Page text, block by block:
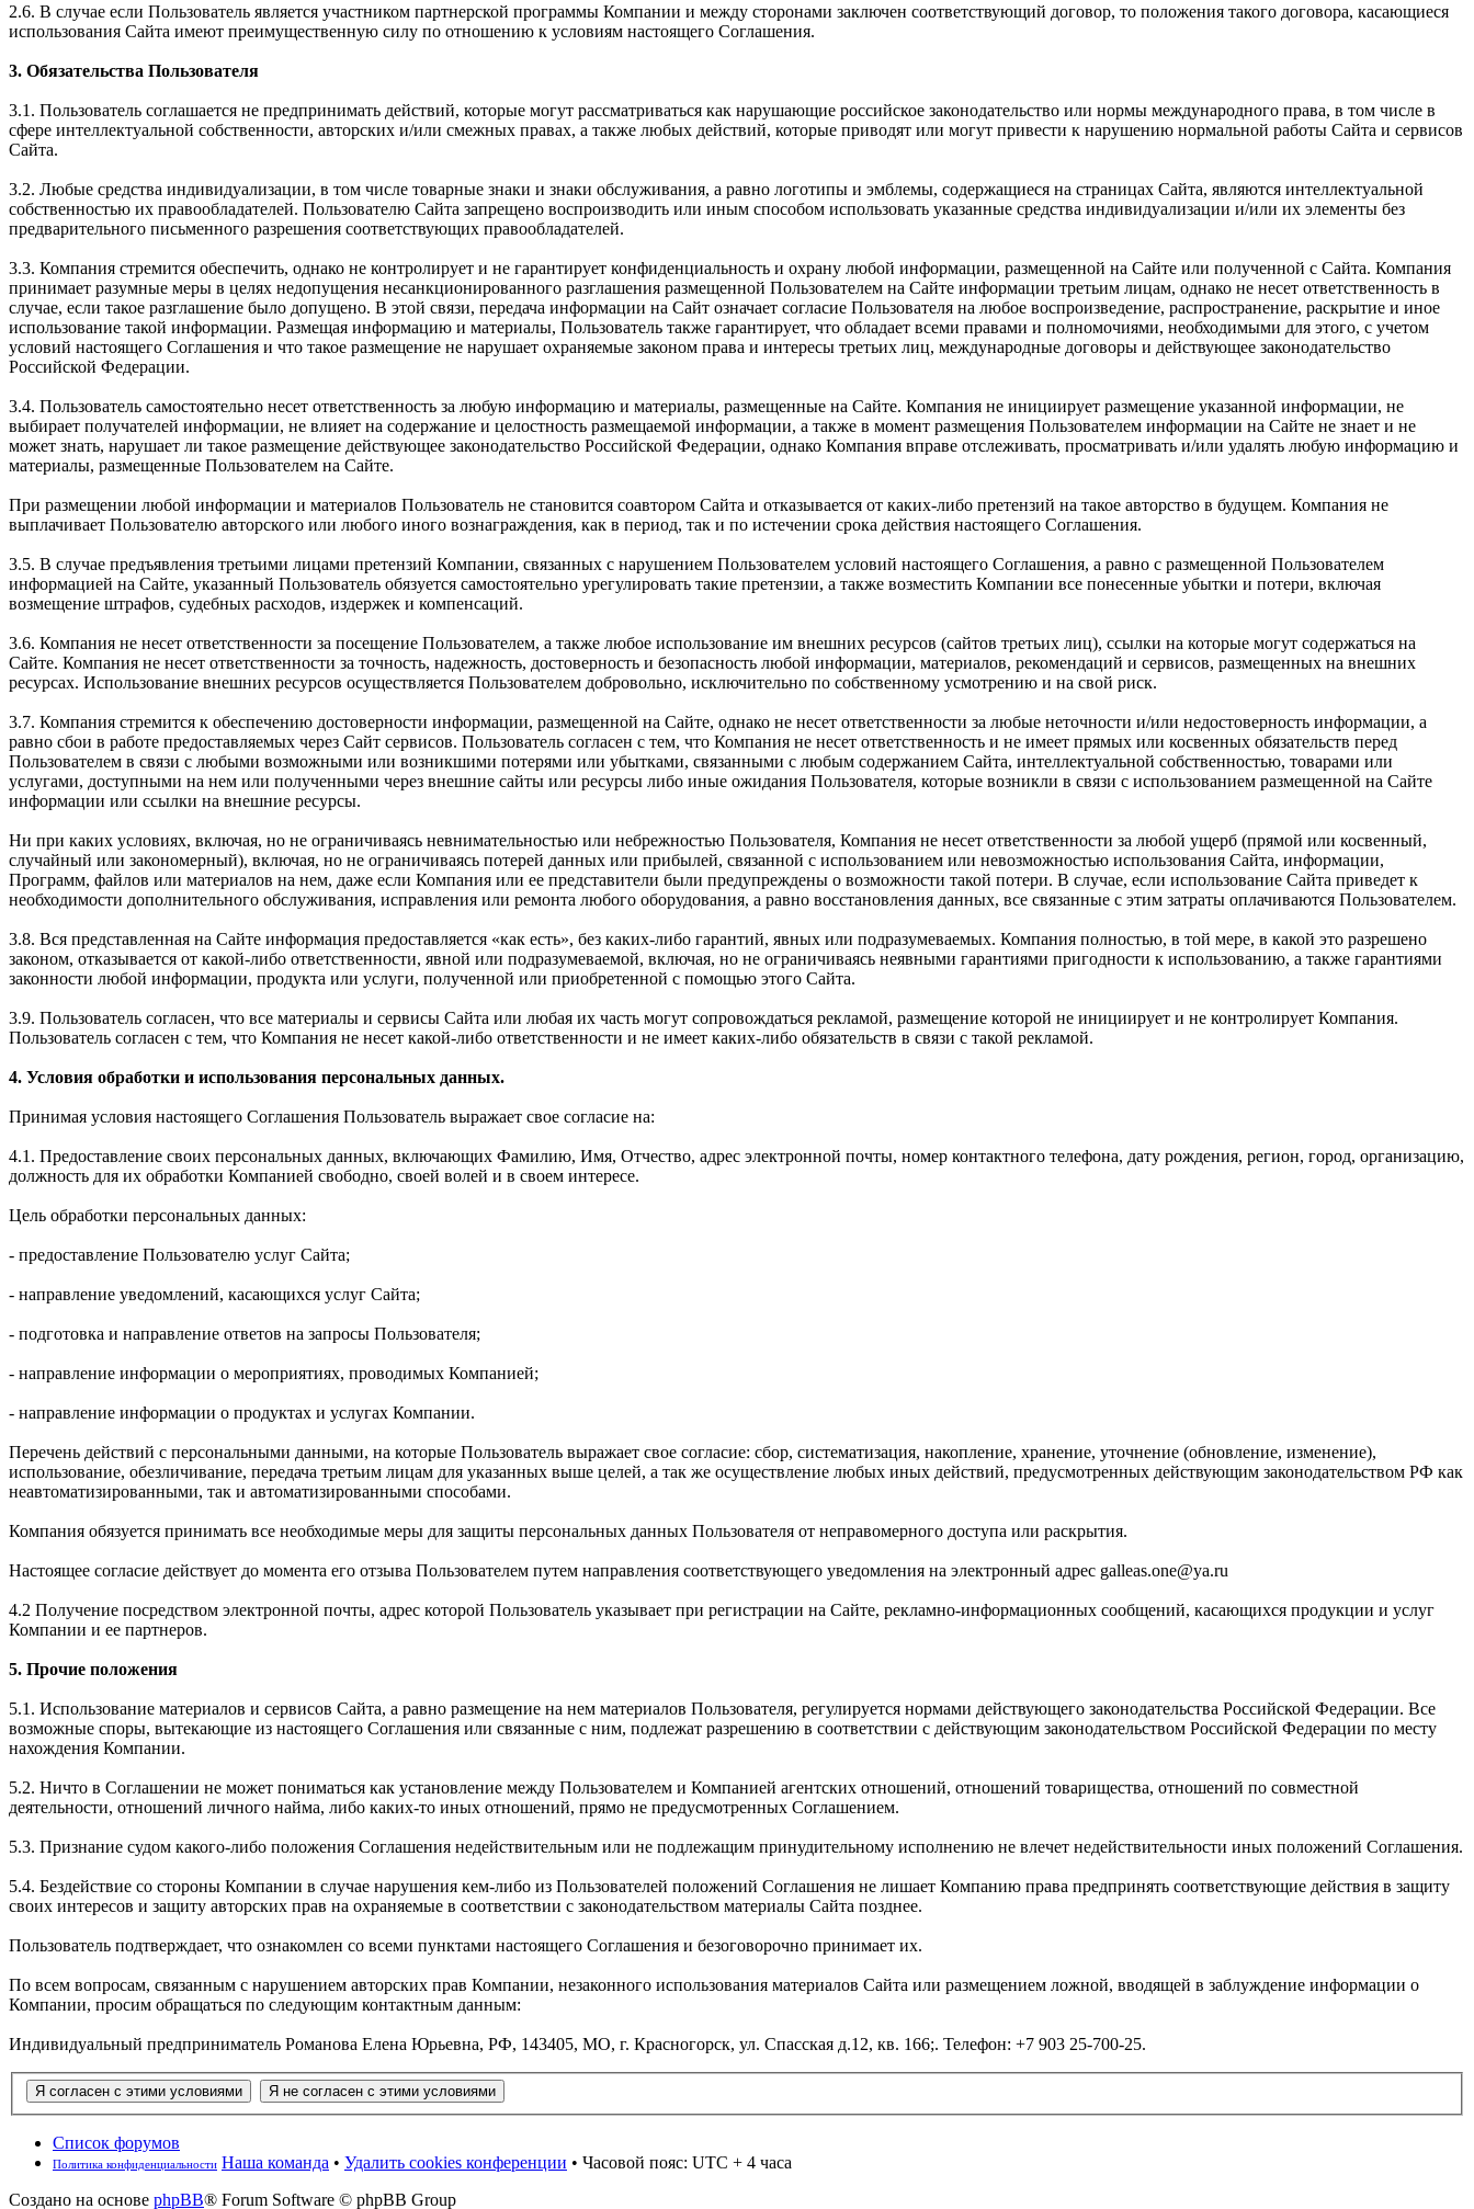
2.6. В случае если Пользователь является участником партнерской программы Компании и между сторонами заключен соответствующий договор, то положения такого договора, касающиеся
использования Сайта имеют преимущественную силу по отношению к условиям настоящего Соглашения.
3. Обязательства Пользователя
3.1. Пользователь соглашается не предпринимать действий, которые могут рассматриваться как нарушающие российское законодательство или нормы международного права, в том числе в
сфере интеллектуальной собственности, авторских и/или смежных правах, а также любых действий, которые приводят или могут привести к нарушению нормальной работы Сайта и сервисов
Сайта.
3.2. Любые средства индивидуализации, в том числе товарные знаки и знаки обслуживания, а равно логотипы и эмблемы, содержащиеся на страницах Сайта, являются интеллектуальной
собственностью их правообладателей. Пользователю Сайта запрещено воспроизводить или иным способом использовать указанные средства индивидуализации и/или их элементы без
предварительного письменного разрешения соответствующих правообладателей.
3.3. Компания стремится обеспечить, однако не контролирует и не гарантирует конфиденциальность и охрану любой информации, размещенной на Сайте или полученной с Сайта. Компания
принимает разумные меры в целях недопущения несанкционированного разглашения размещенной Пользователем на Сайте информации третьим лицам, однако не несет ответственность в
случае, если такое разглашение было допущено. В этой связи, передача информации на Сайт означает согласие Пользователя на любое воспроизведение, распространение, раскрытие и иное
использование такой информации. Размещая информацию и материалы, Пользователь также гарантирует, что обладает всеми правами и полномочиями, необходимыми для этого, с учетом
условий настоящего Соглашения и что такое размещение не нарушает охраняемые законом права и интересы третьих лиц, международные договоры и действующее законодательство
Российской Федерации.
3.4. Пользователь самостоятельно несет ответственность за любую информацию и материалы, размещенные на Сайте. Компания не инициирует размещение указанной информации, не
выбирает получателей информации, не влияет на содержание и целостность размещаемой информации, а также в момент размещения Пользователем информации на Сайте не знает и не
может знать, нарушает ли такое размещение действующее законодательство Российской Федерации, однако Компания вправе отслеживать, просматривать и/или удалять любую информацию и
материалы, размещенные Пользователем на Сайте.
При размещении любой информации и материалов Пользователь не становится соавтором Сайта и отказывается от каких-либо претензий на такое авторство в будущем. Компания не
выплачивает Пользователю авторского или любого иного вознаграждения, как в период, так и по истечении срока действия настоящего Соглашения.
3.5. В случае предъявления третьими лицами претензий Компании, связанных с нарушением Пользователем условий настоящего Соглашения, а равно с размещенной Пользователем
информацией на Сайте, указанный Пользователь обязуется самостоятельно урегулировать такие претензии, а также возместить Компании все понесенные убытки и потери, включая
возмещение штрафов, судебных расходов, издержек и компенсаций.
3.6. Компания не несет ответственности за посещение Пользователем, а также любое использование им внешних ресурсов (сайтов третьих лиц), ссылки на которые могут содержаться на
Сайте. Компания не несет ответственности за точность, надежность, достоверность и безопасность любой информации, материалов, рекомендаций и сервисов, размещенных на внешних
ресурсах. Использование внешних ресурсов осуществляется Пользователем добровольно, исключительно по собственному усмотрению и на свой риск.
3.7. Компания стремится к обеспечению достоверности информации, размещенной на Сайте, однако не несет ответственности за любые неточности и/или недостоверность информации, а
равно сбои в работе предоставляемых через Сайт сервисов. Пользователь согласен с тем, что Компания не несет ответственность и не имеет прямых или косвенных обязательств перед
Пользователем в связи с любыми возможными или возникшими потерями или убытками, связанными с любым содержанием Сайта, интеллектуальной собственностью, товарами или
услугами, доступными на нем или полученными через внешние сайты или ресурсы либо иные ожидания Пользователя, которые возникли в связи с использованием размещенной на Сайте
информации или ссылки на внешние ресурсы.
Ни при каких условиях, включая, но не ограничиваясь невнимательностью или небрежностью Пользователя, Компания не несет ответственности за любой ущерб (прямой или косвенный,
случайный или закономерный), включая, но не ограничиваясь потерей данных или прибылей, связанной с использованием или невозможностью использования Сайта, информации,
Программ, файлов или материалов на нем, даже если Компания или ее представители были предупреждены о возможности такой потери. В случае, если использование Сайта приведет к
необходимости дополнительного обслуживания, исправления или ремонта любого оборудования, а равно восстановления данных, все связанные с этим затраты оплачиваются Пользователем.
3.8. Вся представленная на Сайте информация предоставляется «как есть», без каких-либо гарантий, явных или подразумеваемых. Компания полностью, в той мере, в какой это разрешено
законом, отказывается от какой-либо ответственности, явной или подразумеваемой, включая, но не ограничиваясь неявными гарантиями пригодности к использованию, а также гарантиями
законности любой информации, продукта или услуги, полученной или приобретенной с помощью этого Сайта.
3.9. Пользователь согласен, что все материалы и сервисы Сайта или любая их часть могут сопровождаться рекламой, размещение которой не инициирует и не контролирует Компания.
Пользователь согласен с тем, что Компания не несет какой-либо ответственности и не имеет каких-либо обязательств в связи с такой рекламой.
4. Условия обработки и использования персональных данных.
Принимая условия настоящего Соглашения Пользователь выражает свое согласие на:
4.1. Предоставление своих персональных данных, включающих Фамилию, Имя, Отчество, адрес электронной почты, номер контактного телефона, дату рождения, регион, город, организацию,
должность для их обработки Компанией свободно, своей волей и в своем интересе.
Цель обработки персональных данных:
- предоставление Пользователю услуг Сайта;
- направление уведомлений, касающихся услуг Сайта;
- подготовка и направление ответов на запросы Пользователя;
- направление информации о мероприятиях, проводимых Компанией;
- направление информации о продуктах и услугах Компании.
Перечень действий с персональными данными, на которые Пользователь выражает свое согласие: сбор, систематизация, накопление, хранение, уточнение (обновление, изменение),
использование, обезличивание, передача третьим лицам для указанных выше целей, а так же осуществление любых иных действий, предусмотренных действующим законодательством РФ как
неавтоматизированными, так и автоматизированными способами.
Компания обязуется принимать все необходимые меры для защиты персональных данных Пользователя от неправомерного доступа или раскрытия.
Настоящее согласие действует до момента его отзыва Пользователем путем направления соответствующего уведомления на электронный адрес galleas.one@ya.ru
4.2 Получение посредством электронной почты, адрес которой Пользователь указывает при регистрации на Сайте, рекламно-информационных сообщений, касающихся продукции и услуг
Компании и ее партнеров.
5. Прочие положения
5.1. Использование материалов и сервисов Сайта, а равно размещение на нем материалов Пользователя, регулируется нормами действующего законодательства Российской Федерации. Все
возможные споры, вытекающие из настоящего Соглашения или связанные с ним, подлежат разрешению в соответствии с действующим законодательством Российской Федерации по месту
нахождения Компании.
5.2. Ничто в Соглашении не может пониматься как установление между Пользователем и Компанией агентских отношений, отношений товарищества, отношений по совместной
деятельности, отношений личного найма, либо каких-то иных отношений, прямо не предусмотренных Соглашением.
5.3. Признание судом какого-либо положения Соглашения недействительным или не подлежащим принудительному исполнению не влечет недействительности иных положений Соглашения.
5.4. Бездействие со стороны Компании в случае нарушения кем-либо из Пользователей положений Соглашения не лишает Компанию права предпринять соответствующие действия в защиту
своих интересов и защиту авторских прав на охраняемые в соответствии с законодательством материалы Сайта позднее.
Пользователь подтверждает, что ознакомлен со всеми пунктами настоящего Соглашения и безоговорочно принимает их.
По всем вопросам, связанным с нарушением авторских прав Компании, незаконного использования материалов Сайта или размещением ложной, вводящей в заблуждение информации о
Компании, просим обращаться по следующим контактным данным:
Индивидуальный предприниматель Романова Елена Юрьевна, РФ, 143405, МО, г. Красногорск, ул. Спасская д.12, кв. 166;. Телефон: +7 903 25-700-25.
Список форумов
Политика конфиденциальности Наша команда • Удалить cookies конференции • Часовой пояс: UTC + 4 часа
Создано на основе phpBB® Forum Software © phpBB Group